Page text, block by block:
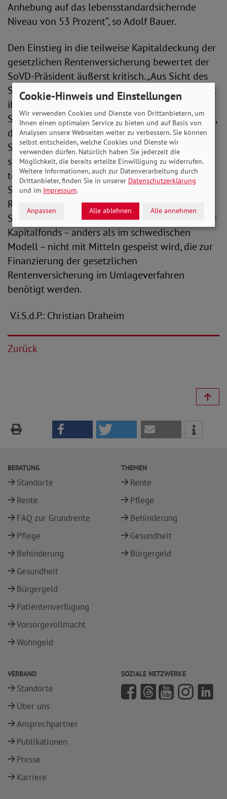
Anhebung auf das lebensstandardsichernde
Niveau von 53 Prozent“, so Adolf Bauer.
Den Einstieg in die teilweise Kapitaldeckung der
gesetzlichen Rentenversicherung bewertet der
SoVD-Präsident äußerst kritisch. „Aus Sicht des
SoVD ist die gesetzliche Rentenversicherung mit
ihrem umlagefinanzierten System die zentrale
Säule im Alterssicherungssystem in Deutschland,
die sich durch Verlässlichkeit, Stabilität und
Sicherheit auszeichnet. Es muss daher
sichergestellt werden, dass die Einführung der
teilweisen Kapitaldeckung nicht zu einer
Schwächung der gesetzlichen
Rentenversicherung führt“, fordert Bauer. Aus
Sicht des SoVD bedeutet dies vor allem, dass der
Kapitalfonds – anders als im schwedischen
Modell – nicht mit Mitteln gespeist wird, die zur
Finanzierung der gesetzlichen
Rentenversicherung im Umlageverfahren
benötigt werden.
V.i.S.d.P.: Christian Draheim
Zurück
BERATUNG
Standorte
Rente
FAQ zur Grundrente
Pflege
Behinderung
Gesundheit
Bürgergeld
Patientenverfügung
Vorsorgevollmacht
Wohngeld
THEMEN
Rente
Pflege
Behinderung
Gesundheit
Bürgergeld
VERBAND
Standorte
Über uns
Ansprechpartner
Publikationen
Presse
Karriere
SOZIALE NETZWERKE
Cookie-Hinweis und Einstellungen
Wir verwenden Cookies und Dienste von Drittanbietern, um
Ihnen einen optimalen Service zu bieten und auf Basis von
Analysen unsere Webseiten weiter zu verbessern. Sie können
selbst entscheiden, welche Cookies und Dienste wir
verwenden dürfen. Natürlich haben Sie jederzeit die
Möglichkeit, die bereits erteilte Einwilligung zu widerrufen.
Weitere Informationen, auch zur Datenverarbeitung durch
Drittanbieter, finden Sie in unserer Datenschutzerklärung
und im Impressum.
Anpassen Alle ablehnen Alle annehmen